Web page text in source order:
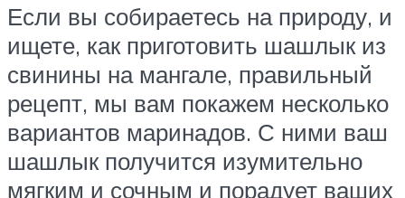
Если вы собираетесь на природу, и
ищете, как приготовить шашлык из
свинины на мангале, правильный
рецепт, мы вам покажем несколько
вариантов маринадов. С ними ваш
шашлык получится изумительно
мягким и сочным и порадует ваших